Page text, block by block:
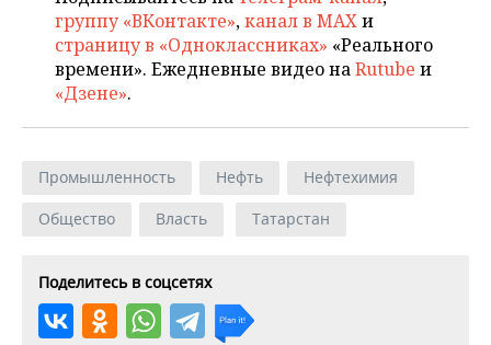
КИБЕРСПОРТ
ФИГУРНОЕ КАТАНИЕ
ВОДНЫЕ ВИДЫ СПОРТА
ХОККЕЙ С МЯЧОМ
КУЛЬТУРА
МЕДИЦИНА
ОБРАЗОВАНИЕ
ПРОИСШЕСТВИЯ
СПИСОК КОМПАНИЙ
группу «ВКонтакте»,канал в MAXи
страницу в «Одноклассниках» «Реального
времени». Ежедневные видео наRutube и
«Дзене».
Промышленность Нефть
Нефтехимия
Общество
Власть Татарстан
Поделитесь в соцсетях